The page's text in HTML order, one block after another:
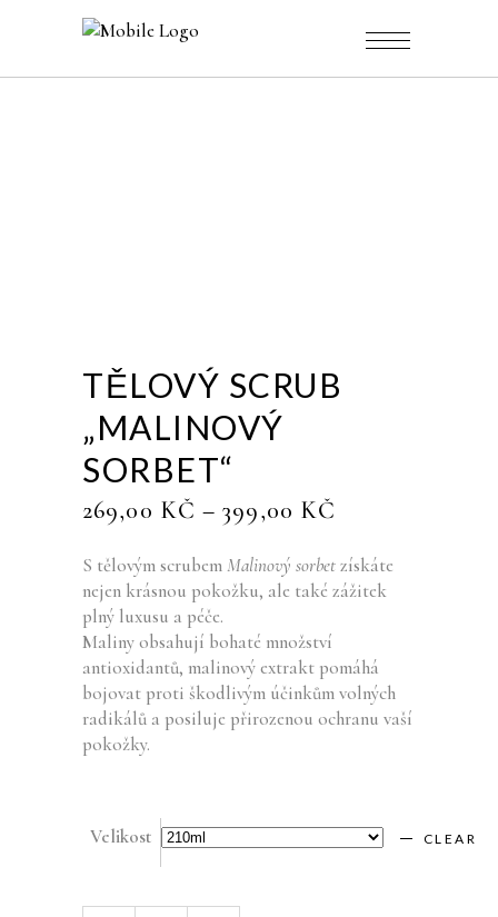
TĚLOVÝ SCRUB
„MALINOVÝ
SORBET“
269,00 KČ –399,00 KČ
S tělovým scrubemMalinový sorbetzískáte
nejen krásnou pokožku, ale také zážitek
plný luxusu a péče.
Maliny obsahují bohaté množství
antioxidantů, malinový extrakt pomáhá
bojovat proti škodlivým účinkům volných
radikálů a posiluje přirozenou ochranu vaší
pokožky.
Velikost CLEAR